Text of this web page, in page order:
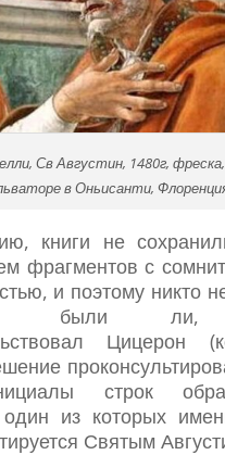
Св Августин, 1480г,
в Оньисанти,
книги не
фрагментов с
и поэтому никто
были
Цицерон
строк
один из которых
Святым